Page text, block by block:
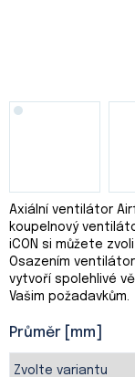
Průměr [mm]
Axiální ventilátor
koupelnový
iCON si můžete
Osazením
vytvoří spolehlivé
Vašim požadavkům.